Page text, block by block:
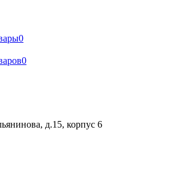
0
0
д.15, корпус 6